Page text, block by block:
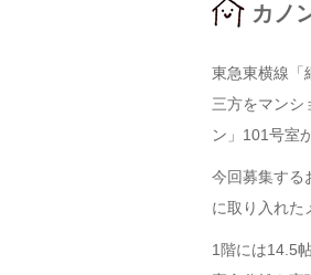
カノ
東急東横線「
三方をマンシ
ン」101号室
今回募集する
に取り入れた
1階には14.5